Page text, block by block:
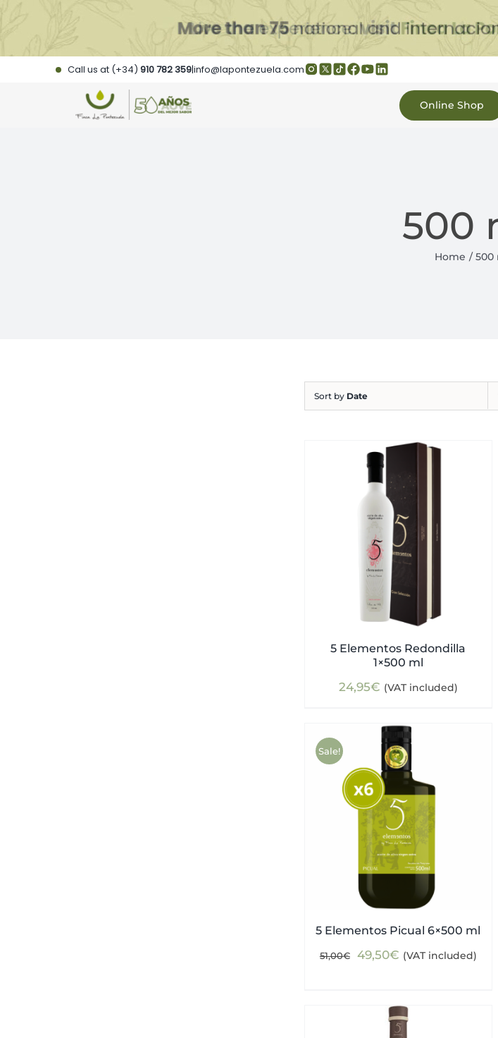
Call us at (+34)910 782 359|info@lapontezuela.com
Online Shop
500
Home 500
Sort by Date
5 Elementos Redondilla
1×500 ml
24,95€ (VAT included)
Sale!
5 Elementos Picual 6×500 ml
51,00€
Original
51,00€.
49,50€Current
49,50€.
(VAT included)